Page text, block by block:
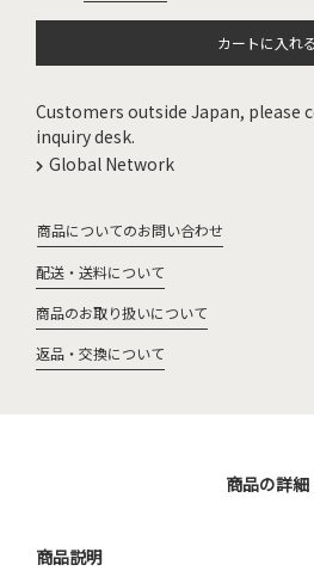
カートに入れる
Customers outside Japan, please
inquiry desk.
Global Network
商品についてのお問い合わせ
配送・送料について
商品のお取り扱いについて
返品・交換について
商品の詳細
商品説明